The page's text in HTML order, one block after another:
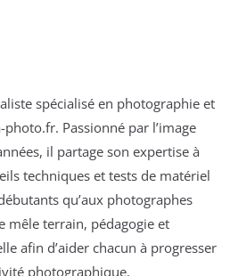
spécialisé en photographie et
Passionné par l’image
il partage son expertise à
techniques et tests de matériel
qu’aux photographes
mêle terrain, pédagogie et
afin d’aider chacun à progresser
photographique.